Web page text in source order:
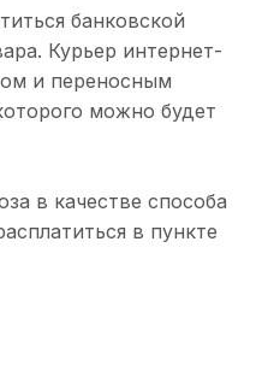
банковской
Курьер интернет-
и переносным
можно будет
в качестве способа
в пункте